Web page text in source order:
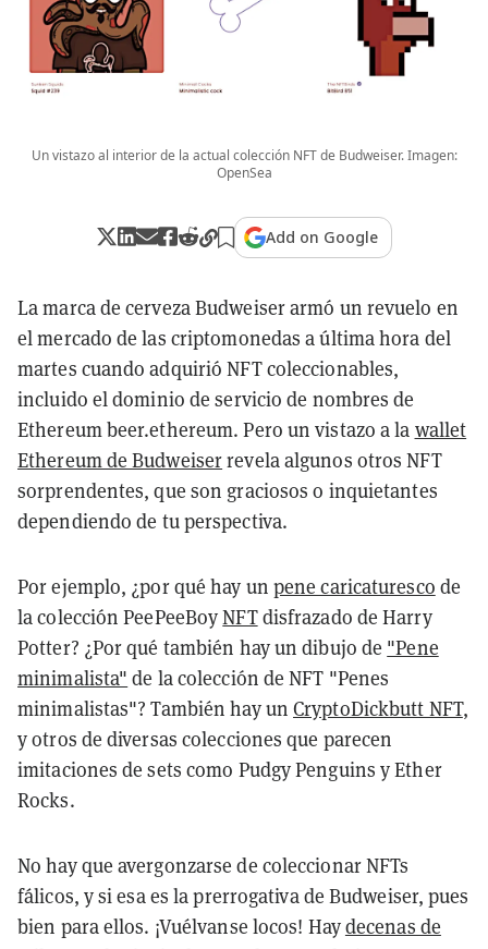
Un vistazo al interior de la actual colección NFT de Budweiser. Imagen:
OpenSea
Add on Google
La marca de cerveza Budweiser armó un revuelo en
el mercado de las criptomonedas a última hora del
martes cuando adquirió NFT coleccionables,
incluido el dominio de servicio de nombres de
Ethereum beer.ethereum. Pero un vistazo a la wallet
Ethereum de Budweiserrevela algunos otros NFT
sorprendentes, que son graciosos o inquietantes
dependiendo de tu perspectiva.
Por ejemplo, ¿por qué hay un pene caricaturesco de
la colección PeePeeBoyNFTdisfrazado de Harry
Potter? ¿Por qué también hay un dibujo de "Pene
minimalista" de la colección de NFT "Penes
minimalistas"? También hay unCryptoDickbutt NFT,
y otros de diversas colecciones que parecen
imitaciones de sets como Pudgy Penguins y Ether
Rocks.
No hay que avergonzarse de coleccionar NFTs
fálicos, y si esa es la prerrogativa de Budweiser, pues
bien para ellos. ¡Vuélvanse locos! Haydecenas de